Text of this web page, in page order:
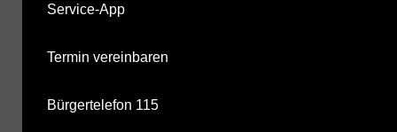
Service-App
Termin vereinbaren
Bürgertelefon 115